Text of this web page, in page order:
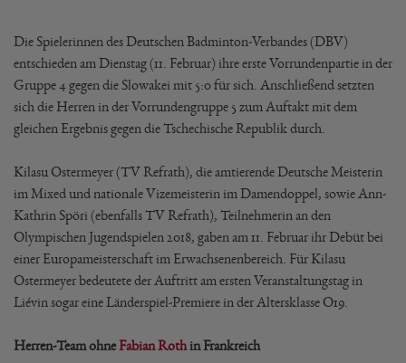
Die Spielerinnen des Deutschen Badminton-Verbandes (DBV)
entschieden am Dienstag (11. Februar) ihre erste Vorrundenpartie in der
Gruppe 4 gegen die Slowakei mit 5:0 für sich. Anschließend setzten
sich die Herren in der Vorrundengruppe 5 zum Auftakt mit dem
gleichen Ergebnis gegen die Tschechische Republik durch.
Kilasu Ostermeyer (TV Refrath), die amtierende Deutsche Meisterin
im Mixed und nationale Vizemeisterin im Damendoppel, sowie Ann-
Kathrin Spöri (ebenfalls TV Refrath), Teilnehmerin an den
Olympischen Jugendspielen 2018, gaben am 11. Februar ihr Debüt bei
einer Europameisterschaft im Erwachsenenbereich. Für Kilasu
Ostermeyer bedeutete der Auftritt am ersten Veranstaltungstag in
Liévin sogar eine Länderspiel-Premiere in der Altersklasse O19.
Herren-Team ohneFabian Roth in Frankreich